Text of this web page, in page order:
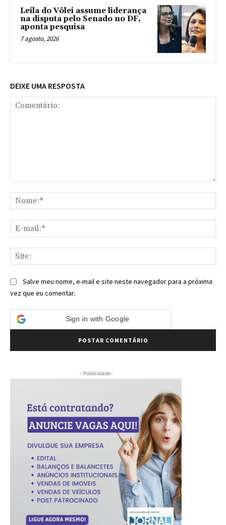
Leila do Vôlei assume liderança
na disputa pelo Senado no DF,
aponta pesquisa
7 agosto, 2026
DEIXE UMA RESPOSTA
Salve meu nome, e-mail e site neste navegador para a próxima
vez que eu comentar.
Sign in with Google
- Publicidade-